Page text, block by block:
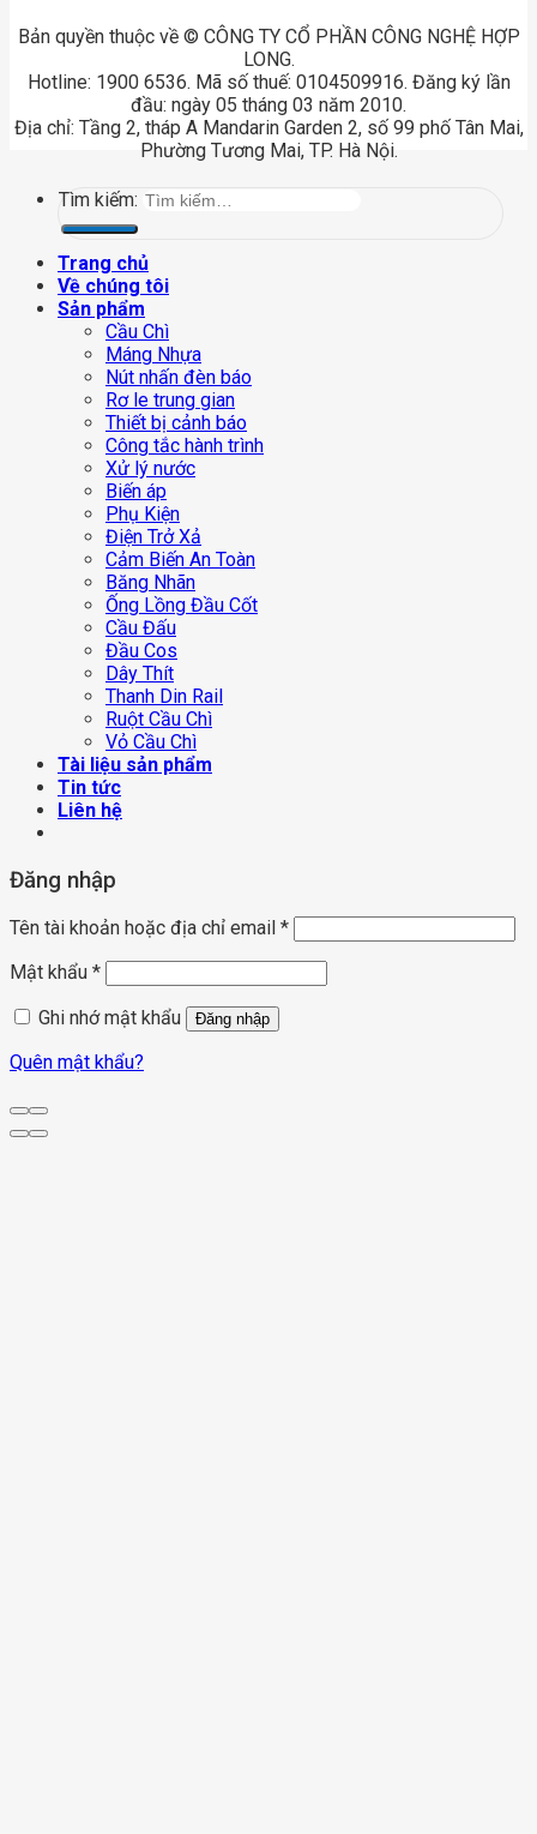
Bản quyền thuộc về © CÔNG TY CỔ PHẦN CÔNG NGHỆ HỢP
LONG.
Hotline: 1900 6536. Mã số thuế: 0104509916. Đăng ký lần
đầu: ngày 05 tháng 03 năm 2010.
Địa chỉ: Tầng 2, tháp A Mandarin Garden 2, số 99 phố Tân Mai,
Phường Tương Mai, TP. Hà Nội.
Tìm kiếm:
Trang chủ
Về chúng tôi
Sản phẩm
Cầu Chì
Máng Nhựa
Nút nhấn đèn báo
Rơ le trung gian
Thiết bị cảnh báo
Công tắc hành trình
Xử lý nước
Biến áp
Phụ Kiện
Điện Trở Xả
Cảm Biến An Toàn
Băng Nhãn
Ống Lồng Đầu Cốt
Cầu Đấu
Đầu Cos
Dây Thít
Thanh Din Rail
Ruột Cầu Chì
Vỏ Cầu Chì
Tài liệu sản phẩm
Tin tức
Liên hệ
Đăng nhập
Tên tài khoản hoặc địa chỉ email *
Mật khẩu *
Ghi nhớ mật khẩu
Đăng nhập
Quên mật khẩu?